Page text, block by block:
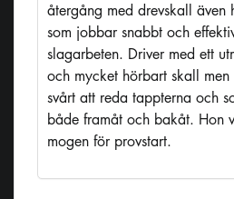
återgång med drevskall även
som jobbar snabbt och
slagarbeten. Driver med ett
och mycket hörbart skall
svårt att reda tappterna och
både framåt och bakåt. Hon
mogen för provstart.